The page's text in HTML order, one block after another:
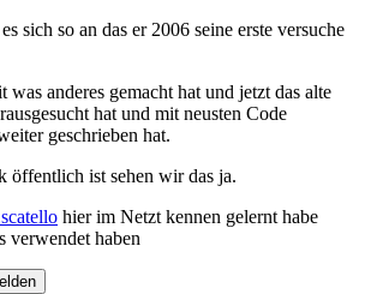
sich so an das er 2006 seine erste versuche
was anderes gemacht hat und jetzt das alte
hat und mit neusten Code
geschrieben hat.
öffentlich ist sehen wir das ja.
hier im Netzt kennen gelernt habe
verwendet haben